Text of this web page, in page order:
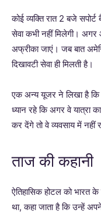
कोई व्यक्ति रात 2 बजे
सेवा कभी नहीं मिलेगी। अगर
अफ्रीका जाएं। जब बात
दिखावटी सेवा ही मिलती है।
एक अन्य यूजर ने लिखा है
ध्यान रहे कि अगर वे यात्रा
कर देंगे तो वे व्यवसाय में नहीं
ताज की कहानी
ऐतिहासिक होटल को भारत
था, कहा जाता है कि उन्हें